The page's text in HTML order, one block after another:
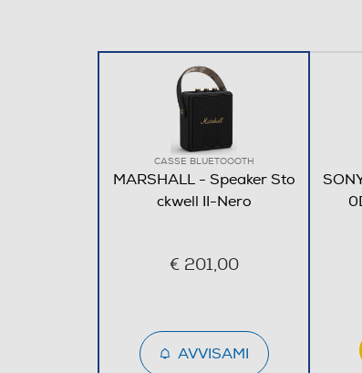
CASSE BLUETOOOTH
MARSHALL - Speaker Sto
ckwell II-Nero
€ 201,00
AVVISAMI